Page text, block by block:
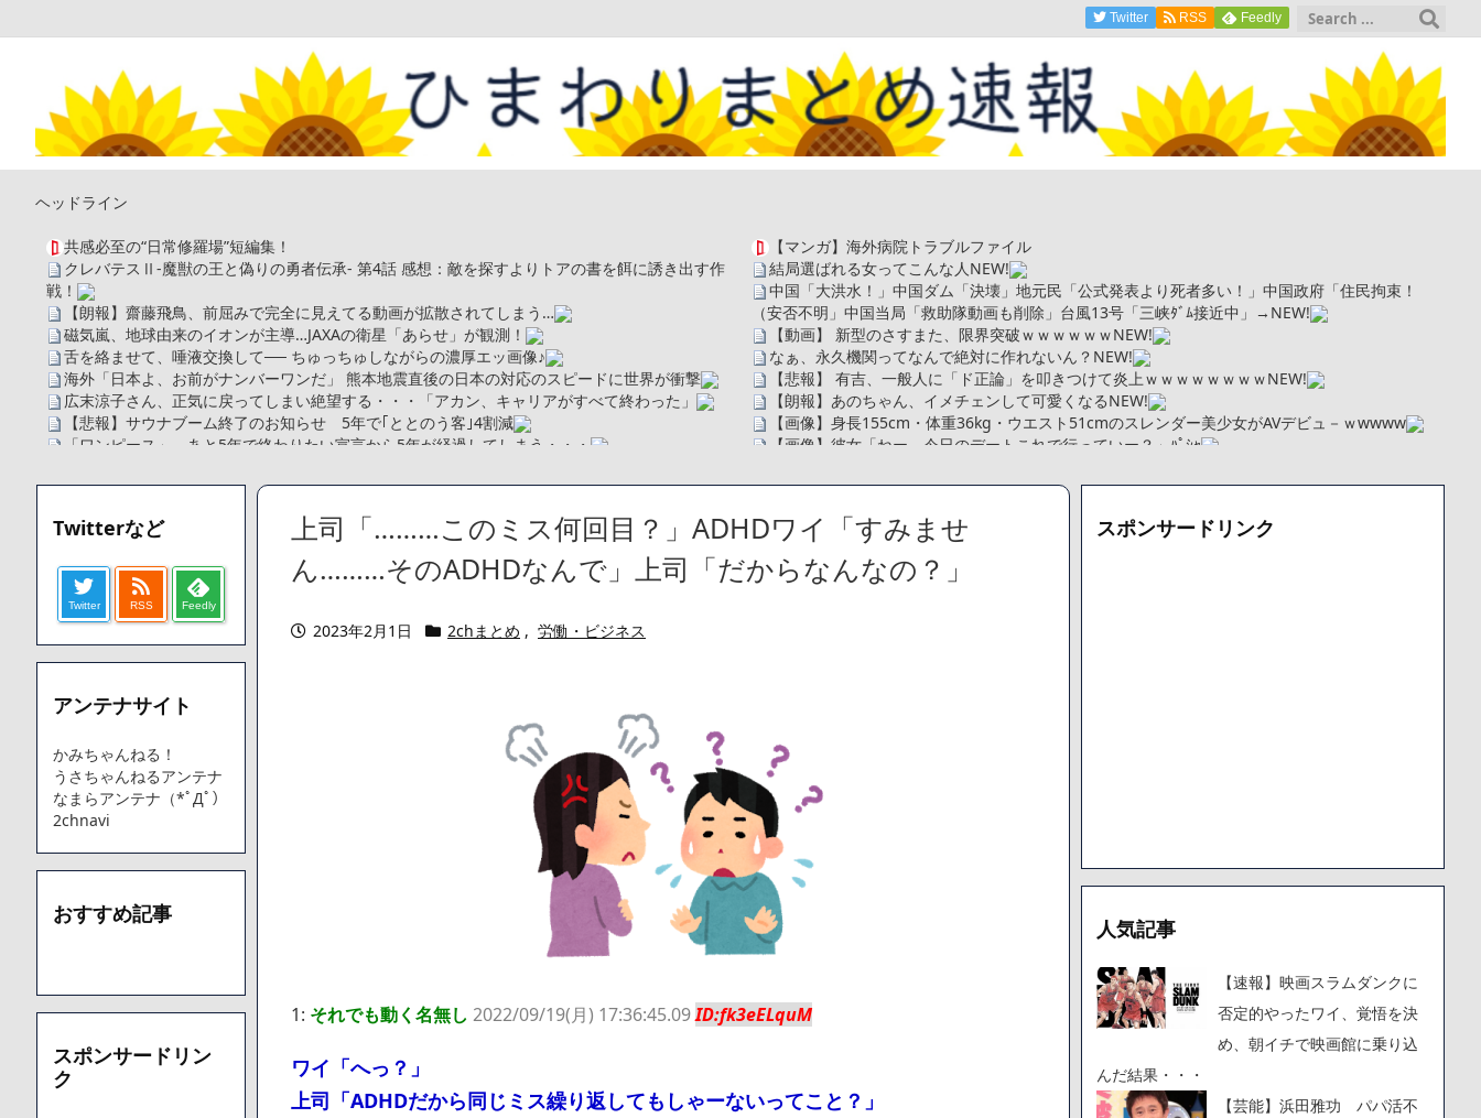
Twitter RSS Feedly
ヘッドライン
共感必至の“日常修羅場”短編集！
クレバテスⅡ-魔獣の王と偽りの勇者伝承- 第4話 感想：敵を探すよりトアの書を餌に誘き出す作
戦！
【朗報】齋藤飛鳥、前屈みで完全に見えてる動画が拡散されてしまう…
磁気嵐、地球由来のイオンが主導…JAXAの衛星「あらせ」が観測！
舌を絡ませて、唾液交換して── ちゅっちゅしながらの濃厚エッ画像♪
海外「日本よ、お前がナンバーワンだ」 熊本地震直後の日本の対応のスピードに世界が衝撃
広末涼子さん、正気に戻ってしまい絶望する・・・「アカン、キャリアがすべて終わった」
【悲報】サウナブーム終了のお知らせ 5年で｢ととのう客｣4割減
「ワンピース」、あと5年で終わりたい宣言から5年が経過してしまう・・・
【画像】さくまあきら「桃鉄の赤マスは実際に行ってみてクソだった所です」
【愕然】ワイ「豚バラ220gカリッカリになるまで焼いて重さ調べたろww(2割3割減ったら御の
字やろなあww)」→結果・・・・・・・・・・・・・・・・・・・
【悲報】ジェネリック医薬品、4割が承認書と異なる製造だったことが発覚「衝撃的な数字だ」
【速報】楽天グループ、減損損失約160億円と約700億円の繰延税金資産の取崩し
【悲報】読売新聞、「避難所の自販機が壊されて窃盗された」というデマ記事をこっそり削除し
てしまう
SM風俗嬢ワイ、なんでも答えるが質問ある？
Powered by livedoor 相互RSS
【マンガ】海外病院トラブルファイル
結局選ばれる女ってこんな人NEW!
中国「大洪水！」中国ダム「決壊」地元民「公式発表より死者多い！」中国政府「住民拘束！
（安否不明」中国当局「救助隊動画も削除」台風13号「三峡ﾀﾞﾑ接近中」→ NEW!
【動画】 新型のさすまた、限界突破ｗｗｗｗｗｗNEW!
なぁ、永久機関ってなんで絶対に作れないん？ NEW!
【悲報】 有吉、一般人に「ド正論」を叩きつけて炎上ｗｗｗｗｗｗｗｗNEW!
【朗報】あのちゃん、イメチェンして可愛くなるNEW!
【画像】身長155cm・体重36kg・ウエスト51cmのスレンダー美少女がAVデビュ－ｗwwww
【画像】彼女「ねー、今日のデートこれで行っていー？」ﾊﾟｼｬ
【配信者】「金バエ」のSNS更新が1週間途絶え、様々な憶測が飛び交う。1週間ぶりの投稿でも
一人称が「ボキ」ではなく「俺」となっており、本人ではないとの憶測が広がる
かつてはSONYのパソコンだった「VAIO」家電量販店のノジマに買収されてしまう
ハードオフに売っていた4万4000円のフィギュアがヤバすぎるｗｗｗｗｗｗ「こんな高いの？ｗ
ｗ」「逆に超安い」
上司「………このミス何回目？」ADHDワイ「すみませ
ん………そのADHDなんで」上司「だからなんなの？」
2023年2月1日 2chまとめ , 労働・ビジネス
1: それでも動く名無し 2022/09/19(月) 17:36:45.09ID:fk3eELquM
ワイ「へっ？」
上司「ADHDだから同じミス繰り返してもしゃーないってこと？」
Twitterなど
Twitter RSS Feedly
アンテナサイト
かみちゃんねる！
うさちゃんねるアンテナ
なまらアンテナ（*ﾟДﾟ）
2chnavi
おすすめ記事
スポンサードリン
ク
スポンサードリンク
人気記事
【速報】映画スラムダンクに
否定的やったワイ、覚悟を決
め、朝イチで映画館に乗り込
んだ結果・・・
【芸能】浜田雅功 パパ活不